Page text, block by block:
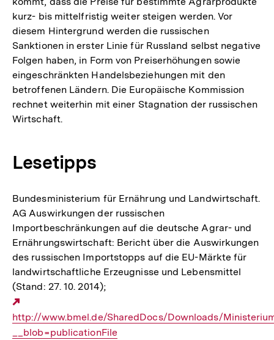
kurz- bis mittelfristig weiter steigen werden. Vor
diesem Hintergrund werden die russischen
Sanktionen in erster Linie für Russland selbst negative
Folgen haben, in Form von Preiserhöhungen sowie
eingeschränkten Handelsbeziehungen mit den
betroffenen Ländern. Die Europäische Kommission
rechnet weiterhin mit einer Stagnation der russischen
Wirtschaft.
Lesetipps
Bundesministerium für Ernährung und Landwirtschaft.
AG Auswirkungen der russischen
Importbeschränkungen auf die deutsche Agrar- und
Ernährungswirtschaft: Bericht über die Auswirkungen
des russischen Importstopps auf die EU-Märkte für
landwirtschaftliche Erzeugnisse und Lebensmittel
(Stand: 27. 10. 2014);
Link:
http://www.bmel.de/SharedDocs/Downloads/
__blob=publicationFile